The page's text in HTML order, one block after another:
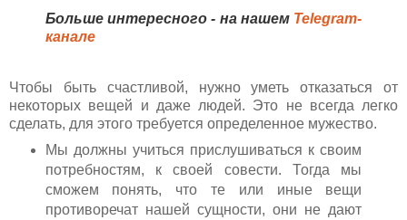
Больше интересного - на нашем Telegram-
канале
Чтобы быть счастливой, нужно уметь отказаться от
некоторых вещей и даже людей. Это не всегда легко
сделать, для этого требуется определенное мужество.
Мы должны учиться прислушиваться к своим
потребностям, к своей совести. Тогда мы
сможем понять, что те или иные вещи
противоречат нашей сущности, они не дают